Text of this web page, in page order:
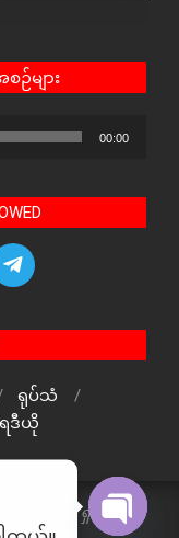
ဉ်များ
00:00
ရုပ်သံ
ဒီယို
reserved. ရှမ်းနီအသံ
သည်